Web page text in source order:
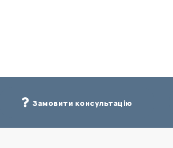
Замовити консультацію